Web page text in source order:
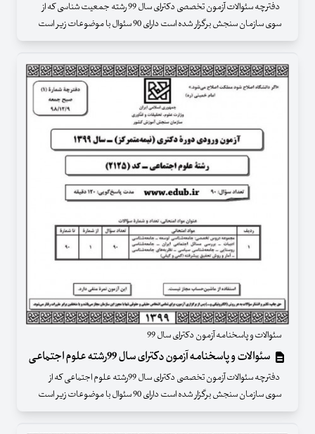
دفترچه سئوالات آزمون تخصصی دکترای سال 99 رشته جمعیت شناسی که از
سوی سازمان سنجش برگزار شده است دارای 90 سئوال با موضوعات زیر است
سئوالات و پاسخنامه آزمون دکترای سال 99
سئوالات و پاسخنامه آزمون دکترای سال 99رشته علوم اجتماعی
دفترچه سئوالات آزمون تخصصی دکترای سال 99رشته علوم اجتماعی که از
سوی سازمان سنجش برگزار شده است دارای 90 سئوال با موضوعات زیر است